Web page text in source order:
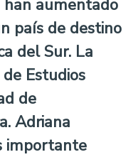
han aumentado
país de destino
del Sur. La
Estudios
de
Adriana
importante